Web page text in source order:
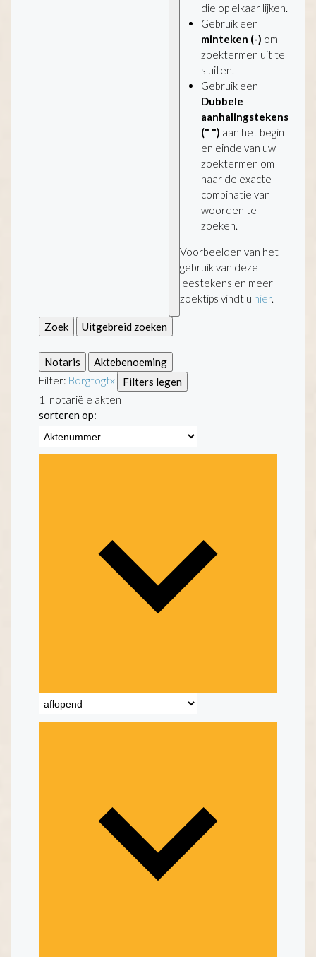
die op elkaar lijken.
Gebruik een
minteken (-) om
zoektermen uit te
sluiten.
Gebruik een
Dubbele
aanhalingstekens
(" ") aan het begin
en einde van uw
zoektermen om
naar de exacte
combinatie van
woorden te
zoeken.
Voorbeelden van het
gebruik van deze
leestekens en meer
zoektips vindt u hier.
Zoek Uitgebreid zoeken
Notaris
Aktebenoeming
Filter: Borgtogtx
Filters legen
1 notariële akten
sorteren op: